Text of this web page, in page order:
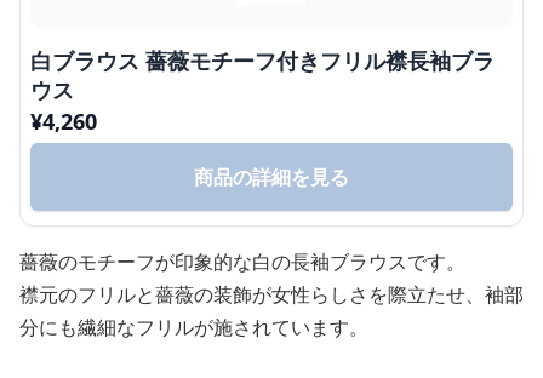
白ブラウス 薔薇モチーフ付きフリル襟長袖ブラ
ウス
¥4,260
商品の詳細を見る
薔薇のモチーフが印象的な白の長袖ブラウスです。
襟元のフリルと薔薇の装飾が女性らしさを際立たせ、袖部
分にも繊細なフリルが施されています。